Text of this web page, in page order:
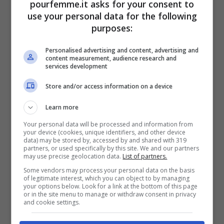
circa 30 minuti dal mio hotel ero già in
piscina. Il costo medio per la corsa varia
dai 6 ai 10 euro. In alternativa, puoi
utilizzare la navetta gratuita che parte sia
dal centro città sia dall’aeroporto Henri
Coandă. C’è anche un autobus diretto, il
numero 442.
Quanto al momento migliore per la visita,
consiglio vivamente i giorni feriali: meno
affollamento e prezzi leggermente più
bassi. Nei weekend, soprattutto l’area
pourfemme.it asks for your consent to
use your personal data for the following
purposes:
Personalised advertising and content, advertising and
content measurement, audience research and
services development
Store and/or access information on a device
Learn more
Your personal data will be processed and information from
your device (cookies, unique identifiers, and other device
data) may be stored by, accessed by and shared with 319
partners, or used specifically by this site. We and our partners
may use precise geolocation data. List of partners.
Some vendors may process your personal data on the basis
of legitimate interest, which you can object to by managing
your options below. Look for a link at the bottom of this page
or in the site menu to manage or withdraw consent in privacy
and cookie settings.